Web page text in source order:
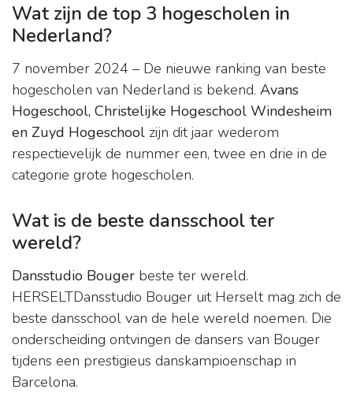
Wat zijn de top 3 hogescholen in
Nederland?
7 november 2024 – De nieuwe ranking van beste
hogescholen van Nederland is bekend. Avans
Hogeschool, Christelijke Hogeschool Windesheim
en Zuyd Hogeschool zijn dit jaar wederom
respectievelijk de nummer een, twee en drie in de
categorie grote hogescholen.
Wat is de beste dansschool ter
wereld?
Dansstudio Bouger beste ter wereld.
HERSELTDansstudio Bouger uit Herselt mag zich de
beste dansschool van de hele wereld noemen. Die
onderscheiding ontvingen de dansers van Bouger
tijdens een prestigieus danskampioenschap in
Barcelona.